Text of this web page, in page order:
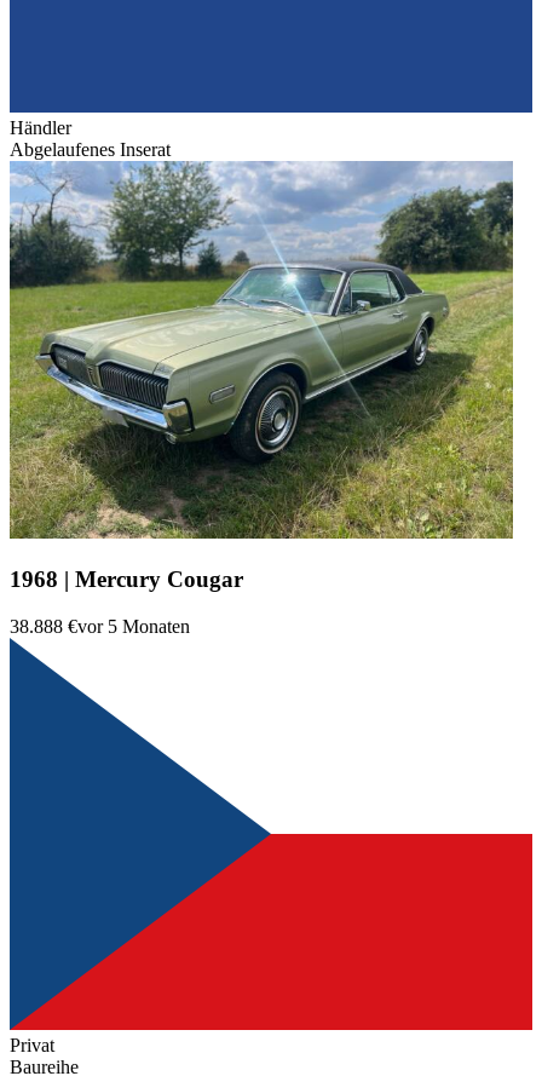
Händler
Abgelaufenes Inserat
1968 | Mercury Cougar
38.888 €vor 5 Monaten
Privat
Baureihe